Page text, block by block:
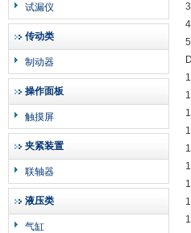
试漏仪
传动类
制动器
操作面板
触摸屏
夹紧装置
联轴器
液压类
气缸